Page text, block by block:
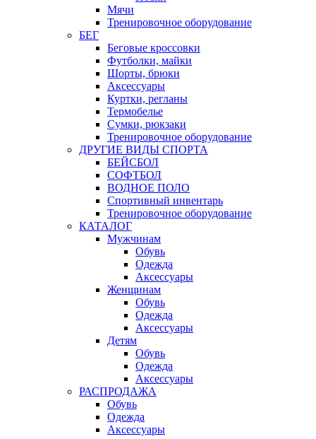
Мячи
Тренировочное оборудование
БЕГ
Беговые кроссовки
Футболки, майки
Шорты, брюки
Аксессуары
Куртки, регланы
Термобелье
Сумки, рюкзаки
Тренировочное оборудование
ДРУГИЕ ВИДЫ СПОРТА
БЕЙСБОЛ
СОФТБОЛ
ВОДНОЕ ПОЛО
Спортивный инвентарь
Тренировочное оборудование
КАТАЛОГ
Мужчинам
Обувь
Одежда
Аксессуары
Женщинам
Обувь
Одежда
Аксессуары
Детям
Обувь
Одежда
Аксессуары
РАСПРОДАЖА
Обувь
Одежда
Аксессуары